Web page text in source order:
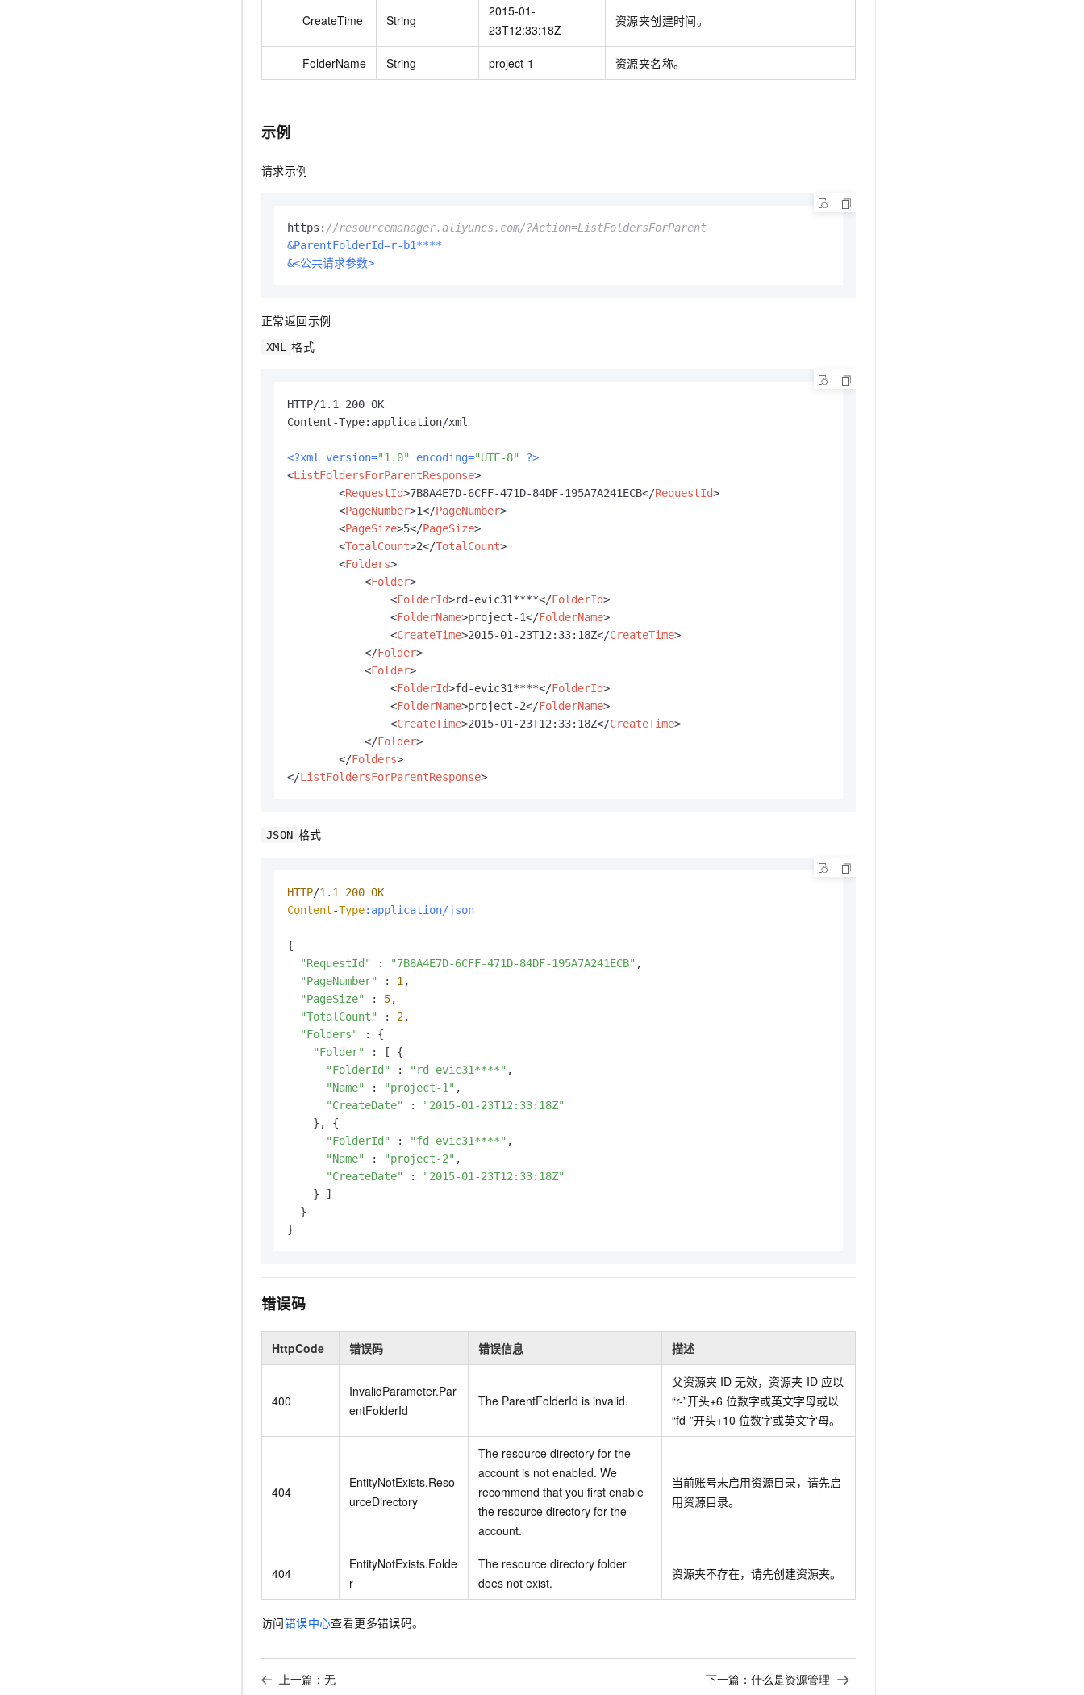
CreateTime String
2015-01-
23T12:33:18Z
资源夹创建时间。
FolderName String project-1 资源夹名称。
示例
请求示例
https: //resourcemanager.aliyuncs.com/?Action=ListFoldersForParent
&ParentFolderId=r-b1****
&<公共请求参数>
正常返回示例
XML 格式
HTTP/1.1 200 OK
Content-Type:application/xml
<?xml version="1.0" encoding="UTF-8"
?>
<ListFoldersForParentResponse>
<RequestId>7B8A4E7D-6CFF-471D-84DF-195A7A241ECB</RequestId>
<PageNumber>1</PageNumber>
<PageSize>5</PageSize>
<TotalCount>2</TotalCount>
<Folders>
<Folder>
<FolderId>rd-evic31****</FolderId>
<FolderName>project-1</FolderName>
<CreateTime>2015-01-23T12:33:18Z</CreateTime>
</Folder>
<Folder>
<FolderId>fd-evic31****</FolderId>
<FolderName>project-2</FolderName>
<CreateTime>2015-01-23T12:33:18Z</CreateTime>
</Folder>
</Folders>
</ListFoldersForParentResponse>
JSON 格式
HTTP/1.1 200 OK
Content-Type:application/json
{
"RequestId"
: "7B8A4E7D-6CFF-471D-84DF-195A7A241ECB" ,
"PageNumber"
: 1 ,
"PageSize"
: 5,
"TotalCount"
: 2,
"Folders"
: {
"Folder"
: [ {
"FolderId"
: "rd-evic31****" ,
"Name"
: "project-1" ,
"CreateDate"
:
"2015-01-23T12:33:18Z"
    }, {
"FolderId"
: "fd-evic31****" ,
"Name"
: "project-2" ,
"CreateDate"
:
"2015-01-23T12:33:18Z"
    } ]
  }
}
错误码
HttpCode 错误码 错误信息 描述
400
InvalidParameter.Par
entFolderId
The ParentFolderId is invalid.
父资源夹 ID 无效，资源夹 ID 应以
“r-”开头+6 位数字或英文字母或以
“fd-”开头+10 位数字或英文字母。
404
EntityNotExists.Reso
urceDirectory
The resource directory for the
account is not enabled. We
recommend that you first enable
the resource directory for the
account.
当前账号未启用资源目录，请先启
用资源目录。
404
EntityNotExists.Folde
r
The resource directory folder
does not exist.
资源夹不存在，请先创建资源夹。
访问错误中心查看更多错误码。
上一篇：无 下一篇： 什么是资源管理